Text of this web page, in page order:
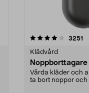
3251
Klädvård
Vårda kläder och
ta bort noppor och
4.5av 5